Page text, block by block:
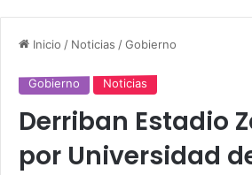
Inicio / Noticias /Gobierno
Gobierno Noticias
Derriban Estadio
por Universidad